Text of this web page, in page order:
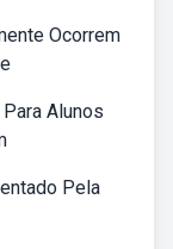
Ocorrem
Alunos
Pela